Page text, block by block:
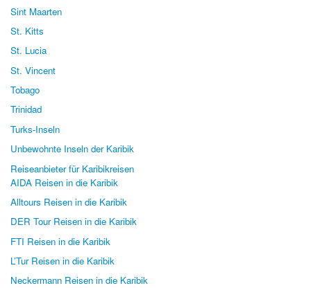
Sint Maarten
St. Kitts
St. Lucia
St. Vincent
Tobago
Trinidad
Turks-Inseln
Unbewohnte Inseln der Karibik
Reiseanbieter für Karibikreisen
AIDA Reisen in die Karibik
Alltours Reisen in die Karibik
DER Tour Reisen in die Karibik
FTI Reisen in die Karibik
L’Tur Reisen in die Karibik
Neckermann Reisen in die Karibik